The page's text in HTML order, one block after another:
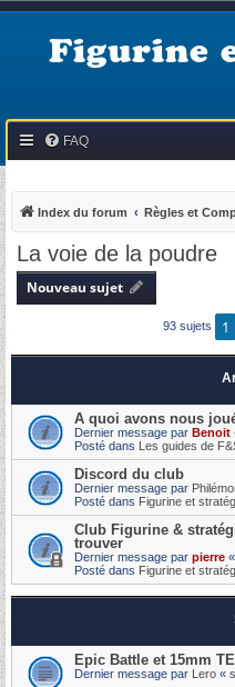
Figurine
FAQ
Index du forum Règles et
La voie de la poudre
Nouveau sujet
93 sujets 1
A quoi avons nous
Dernier message par Benoit
Posté dans Les guides de
Discord du club
Dernier message par
Posté dans Figurine et
Club Figurine &
trouver
Dernier message par pierre «
Posté dans Figurine et
Epic Battle et 15mm
Dernier message par Lero «